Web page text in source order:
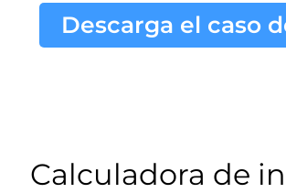
Descarga el caso
Calculadora de